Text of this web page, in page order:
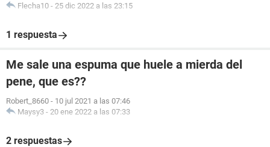
Flecha10 - 25 dic 2022 a las 23:15
1 respuesta
Me sale una espuma que huele a mierda del
pene, que es??
Robert_8660 - 10 jul 2021 a las 07:46
Maysy3 - 20 ene 2022 a las 07:33
2 respuestas